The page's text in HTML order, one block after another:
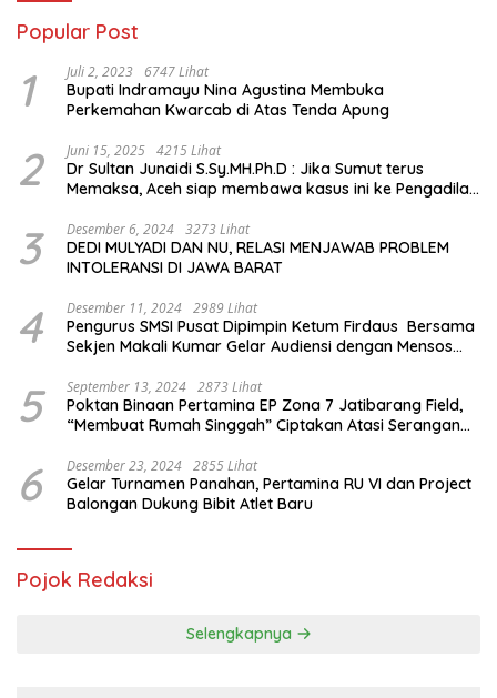
Popular Post
1 Juli 2, 2023 6747 Lihat
Bupati Indramayu Nina Agustina Membuka
Perkemahan Kwarcab di Atas Tenda Apung
2 Juni 15, 2025 4215 Lihat
Dr Sultan Junaidi S.Sy.MH.Ph.D : Jika Sumut terus
Memaksa, Aceh siap membawa kasus ini ke Pengadilan
3 Desember 6, 2024 3273 Lihat
DEDI MULYADI DAN NU, RELASI MENJAWAB PROBLEM
INTOLERANSI DI JAWA BARAT
4 Desember 11, 2024 2989 Lihat
Pengurus SMSI Pusat Dipimpin Ketum Firdaus Bersama
Sekjen Makali Kumar Gelar Audiensi dengan Mensos
5 September 13, 2024 2873 Lihat
Poktan Binaan Pertamina EP Zona 7 Jatibarang Field,
“Membuat Rumah Singgah” Ciptakan Atasi Serangan
6 Desember 23, 2024 2855 Lihat
Gelar Turnamen Panahan, Pertamina RU VI dan Project
Balongan Dukung Bibit Atlet Baru
Pojok Redaksi
Selengkapnya